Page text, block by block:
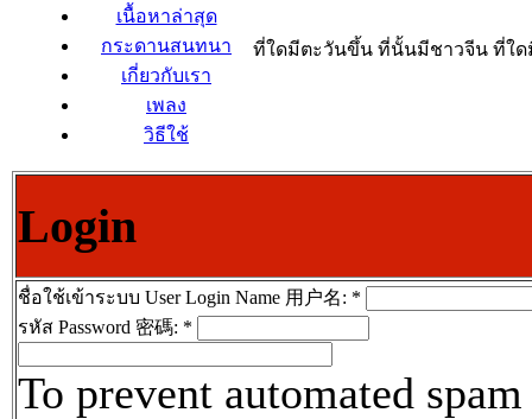
เนื้อหาล่าสุด
กระดานสนทนา
เกี่ยวกับเรา
เพลง
วิธีใช้
ที่ใดมีตะวันขึ้น ที่นั้นมีชาวจีน ที่ใดมี
Login
ชื่อใช้เข้าระบบ User Login Name 用户名: *
รหัส Password 密碼: *
To prevent automated spam